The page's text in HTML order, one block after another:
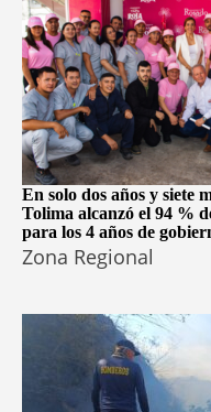
En solo dos años y siete
Tolima alcanzó el 94 %
para los 4 años de
Zona Regional